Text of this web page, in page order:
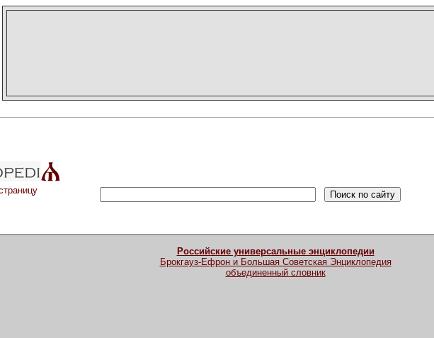
Российские универсальные энциклопедии
Брокгауз-Ефрон и Большая Советская Энциклопедия
объединенный словник